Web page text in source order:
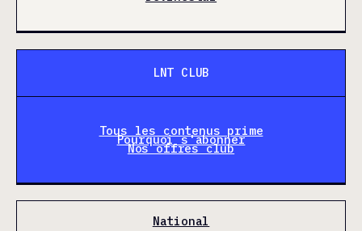
LNT CLUB
Tous les contenus prime
Pourquoi s'abonner
Nos offres club
National